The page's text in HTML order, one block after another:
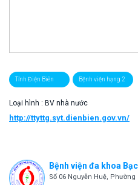
Tỉnh Điện Biên Bệnh viện hạng 2
Loại hình : BV nhà nước
http://ttyttg.syt.dienbien.gov.vn/
Bệnh viện đa khoa
Số 06 Nguyễn Huệ,